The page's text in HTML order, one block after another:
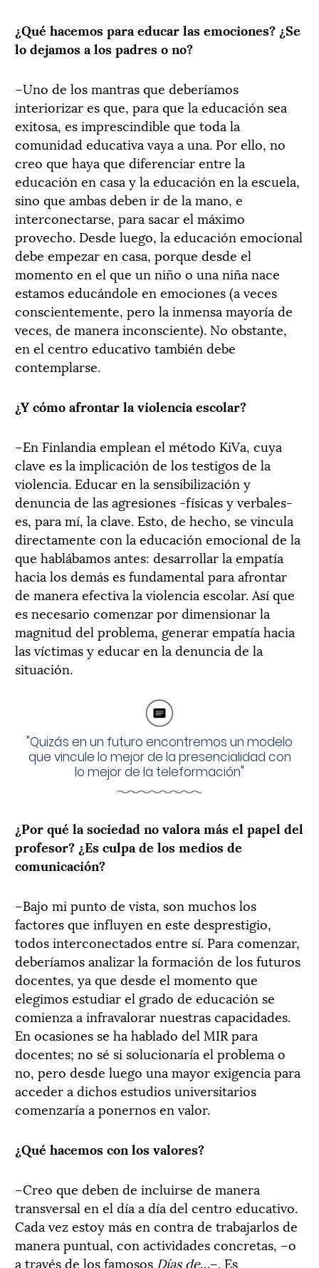
¿Qué hacemos para educar las emociones? ¿Se
lo dejamos a los padres o no?
–Uno de los mantras que deberíamos
interiorizar es que, para que la educación sea
exitosa, es imprescindible que toda la
comunidad educativa vaya a una. Por ello, no
creo que haya que diferenciar entre la
educación en casa y la educación en la escuela,
sino que ambas deben ir de la mano, e
interconectarse, para sacar el máximo
provecho. Desde luego, la educación emocional
debe empezar en casa, porque desde el
momento en el que un niño o una niña nace
estamos educándole en emociones (a veces
conscientemente, pero la inmensa mayoría de
veces, de manera inconsciente). No obstante,
en el centro educativo también debe
contemplarse.
¿Y cómo afrontar la violencia escolar?
–En Finlandia emplean el método KiVa, cuya
clave es la implicación de los testigos de la
violencia. Educar en la sensibilización y
denuncia de las agresiones -físicas y verbales-
es, para mí, la clave. Esto, de hecho, se vincula
directamente con la educación emocional de la
que hablábamos antes: desarrollar la empatía
hacia los demás es fundamental para afrontar
de manera efectiva la violencia escolar. Así que
es necesario comenzar por dimensionar la
magnitud del problema, generar empatía hacia
las víctimas y educar en la denuncia de la
situación.
"Quizás en un futuro encontremos un modelo
que vincule lo mejor de la presencialidad con
lo mejor de la teleformación"
¿Por qué la sociedad no valora más el papel del
profesor? ¿Es culpa de los medios de
comunicación?
–Bajo mi punto de vista, son muchos los
factores que influyen en este desprestigio,
todos interconectados entre sí. Para comenzar,
deberíamos analizar la formación de los futuros
docentes, ya que desde el momento que
elegimos estudiar el grado de educación se
comienza a infravalorar nuestras capacidades.
En ocasiones se ha hablado del MIR para
docentes; no sé si solucionaría el problema o
no, pero desde luego una mayor exigencia para
acceder a dichos estudios universitarios
comenzaría a ponernos en valor.
¿Qué hacemos con los valores?
–Creo que deben de incluirse de manera
transversal en el día a día del centro educativo.
Cada vez estoy más en contra de trabajarlos de
manera puntual, con actividades concretas, –o
a través de los famosos Días de…–. Es